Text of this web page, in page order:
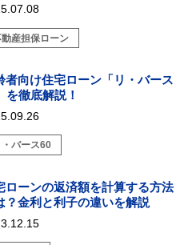
動産担保ローン
者向け住宅ローン「リ・バース
を徹底解説！
・バース60
ローンの返済額を計算する方法
？金利と利子の違いを解説